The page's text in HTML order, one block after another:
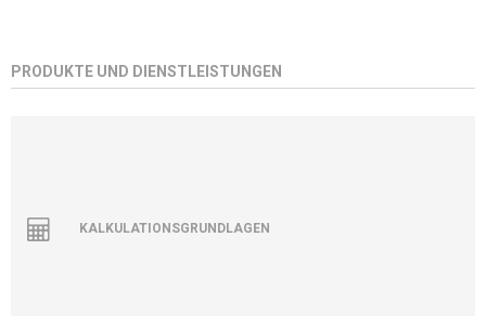
PRODUKTE UND DIENSTLEISTUNGEN
KALKULATIONSGRUNDLAGEN